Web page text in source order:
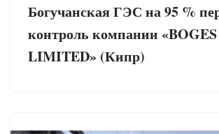
Богучанская ГЭС на 95 %
контроль компании «BOGES
LIMITED» (Кипр)